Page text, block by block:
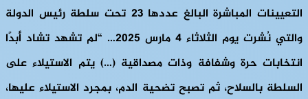
التعيينات المباشرة البالغ عددها 23 تحت سلطة رئيس الدولة
والتي نُشرت يوم الثلاثاء 4 مارس 2025… “لم تشهد تشاد أبدًا
انتخابات حرة وشفافة وذات مصداقية (…) يتم الاستيلاء على
السلطة بالسلاح، ثم تصبح تضحية الدم، بمجرد الاستيلاء عليها،